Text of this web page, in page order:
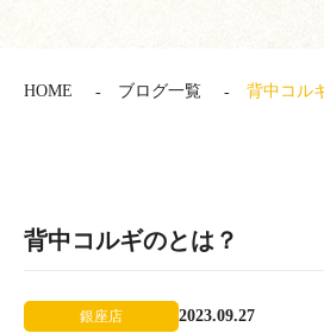
HOME ブログ一覧 背中コル
背中コルギのとは？
銀座店 2023.09.27